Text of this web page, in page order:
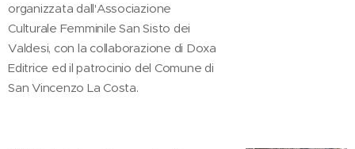
organizzata dall'Associazione
Culturale Femminile San Sisto dei
Valdesi, con la collaborazione di Doxa
Editrice ed il patrocinio del Comune di
San Vincenzo La Costa.